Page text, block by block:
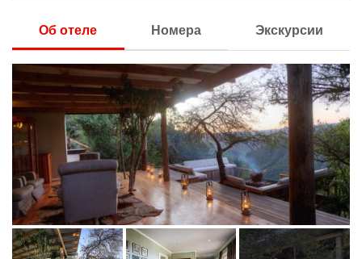
Об отеле Номера Экскурсии